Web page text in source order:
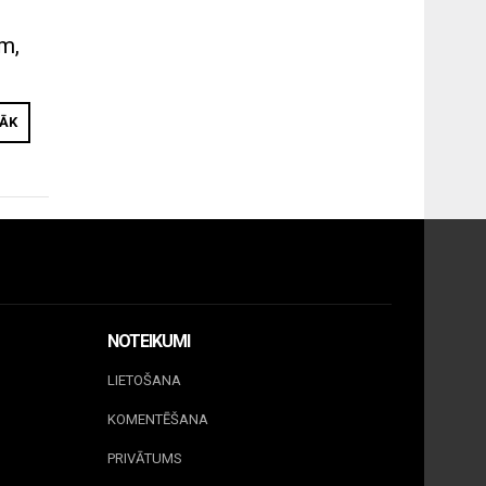
NOTEIKUMI
LIETOŠANA
KOMENTĒŠANA
PRIVĀTUMS